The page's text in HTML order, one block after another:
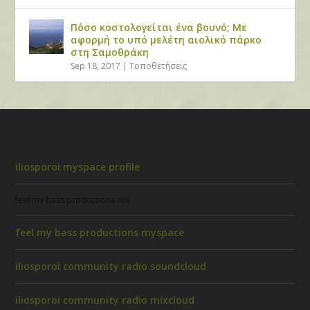
Πόσο κοστολογείται ένα βουνό; Με
αφορμή το υπό μελέτη αιολικό πάρκο
στη Σαμοθράκη
Sep 18, 2017 |Τοποθετήσεις
iliosporoi myspace profile
feel my bass productions myspace
iliosporoi community radio soundcloud
iliosporoi community radio mixcloud